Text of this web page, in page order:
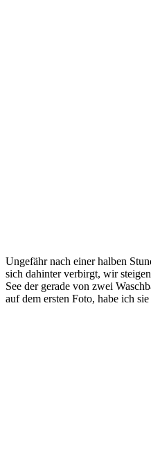
Ungefähr nach einer halben
sich dahinter verbirgt, wir
See der gerade von zwei
auf dem ersten Foto, habe ich